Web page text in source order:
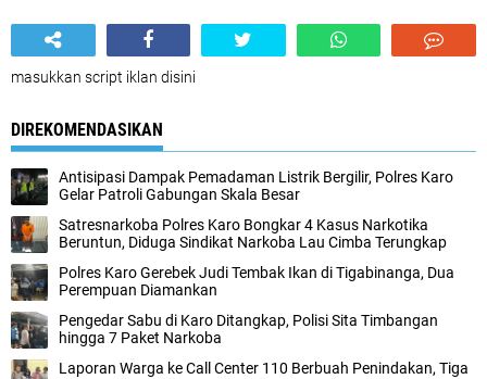
masukkan script iklan disini
DIREKOMENDASIKAN
Antisipasi Dampak Pemadaman Listrik Bergilir, Polres Karo
Gelar Patroli Gabungan Skala Besar
Satresnarkoba Polres Karo Bongkar 4 Kasus Narkotika
Beruntun, Diduga Sindikat Narkoba Lau Cimba Terungkap
Polres Karo Gerebek Judi Tembak Ikan di Tigabinanga, Dua
Perempuan Diamankan
Pengedar Sabu di Karo Ditangkap, Polisi Sita Timbangan
hingga 7 Paket Narkoba
Laporan Warga ke Call Center 110 Berbuah Penindakan, Tiga